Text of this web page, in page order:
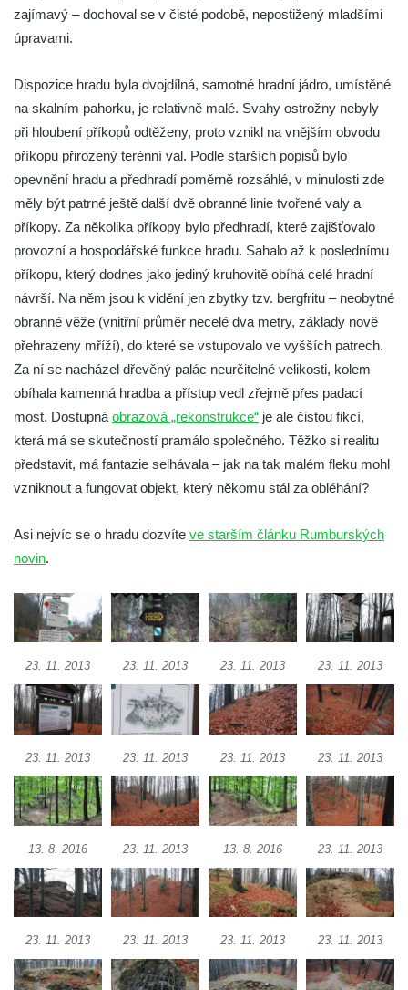
Hrad Větrov (Winterstein)
Hrad Mojžíř
Hrad Gutštejn
Hrad Valdštejn
Rousínovský hrádek
Vlčí hrádek
Hrad Švamberk (Krasíkov)
Hrad Drábské světničky
Hrad Rotštejn
Hrad Klamorna
Hrad Starý Rybník (Altenteich)
Hrad Egerberk (Lestkov)
Hrad Perštejn (Borschenstein)
Tvrz Šumburk
Hrad Krupka
Tvrz Stranné
Hrad Zbirohy
Hrad Vrabinec
Hrad Starý Falkenburk
Hrad Kalich
Hrad Panna
Hrad Freudenstein (Jáchymov)
Hrad Hněvín
Hrad Hazmburk
Hrad Hungerberg
Hrad Hartenštejn
zajímavý – dochoval se v čisté podobě, nepostižený mladšími
úpravami.
Dispozice hradu byla dvojdílná, samotné hradní jádro, umístěné
na skalním pahorku, je relativně malé. Svahy ostrožny nebyly
při hloubení příkopů odtěženy, proto vznikl na vnějším obvodu
příkopu přirozený terénní val. Podle starších popisů bylo
opevnění hradu a předhradí poměrně rozsáhlé, v minulosti zde
měly být patrné ještě další dvě obranné linie tvořené valy a
příkopy. Za několika příkopy bylo předhradí, které zajišťovalo
provozní a hospodářské funkce hradu. Sahalo až k poslednímu
příkopu, který dodnes jako jediný kruhovitě obíhá celé hradní
návrší. Na něm jsou k vidění jen zbytky tzv. bergfritu – neobytné
obranné věže (vnitřní průměr necelé dva metry, základy nově
přehrazeny mříží), do které se vstupovalo ve vyšších patrech.
Za ní se nacházel dřevěný palác neurčitelné velikosti, kolem
obíhala kamenná hradba a přístup vedl zřejmě přes padací
most. Dostupná obrazová „rekonstrukce“ je ale čistou fikcí,
která má se skutečností pramálo společného. Těžko si realitu
představit, má fantazie selhávala – jak na tak malém fleku mohl
vzniknout a fungovat objekt, který někomu stál za obléhání?
Asi nejvíc se o hradu dozvíte ve starším článku Rumburských
novin.
23. 11. 2013 23. 11. 2013 23. 11. 2013 23. 11. 2013
23. 11. 2013 23. 11. 2013 23. 11. 2013 23. 11. 2013
13. 8. 2016 23. 11. 2013 13. 8. 2016 23. 11. 2013
23. 11. 2013 23. 11. 2013 23. 11. 2013 23. 11. 2013